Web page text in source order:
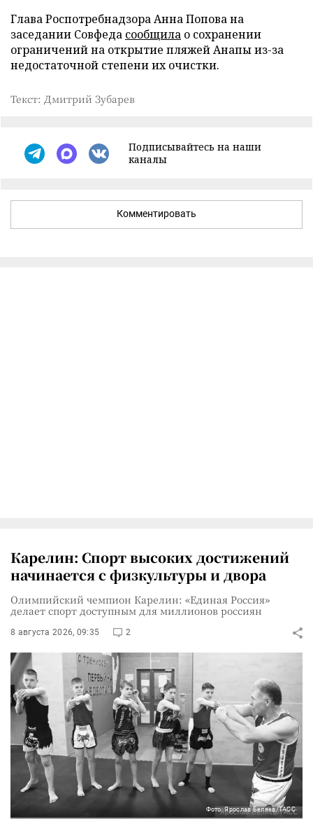
Глава Роспотребнадзора Анна Попова на
заседании Совфеда сообщила о сохранении
ограничений на открытие пляжей Анапы из-за
недостаточной степени их очистки.
Текст: Дмитрий Зубарев
Подписывайтесь на наши
каналы
Комментировать
Карелин: Спорт высоких достижений
начинается с физкультуры и двора
Олимпийский чемпион Карелин: «Единая Россия»
делает спорт доступным для миллионов россиян
8 августа 2026, 09:35 2
Фото: Ярослав Беляев/ТАСС